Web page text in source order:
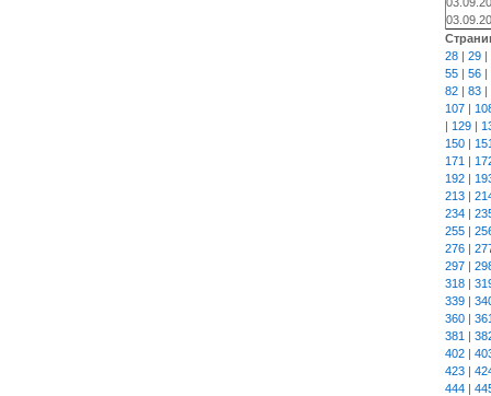
28 | 29 |
55 | 56 |
82 | 83 |
107 |
| 129 |
150 |
171 |
192 |
213 |
234 |
255 |
276 |
297 |
318 |
339 |
360 |
381 |
402 |
423 |
444 |